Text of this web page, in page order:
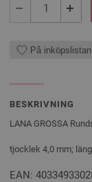
På inköpslistan
BESKRIVNING
LANA GROSSA
tjocklek 4,0 mm;
EAN: